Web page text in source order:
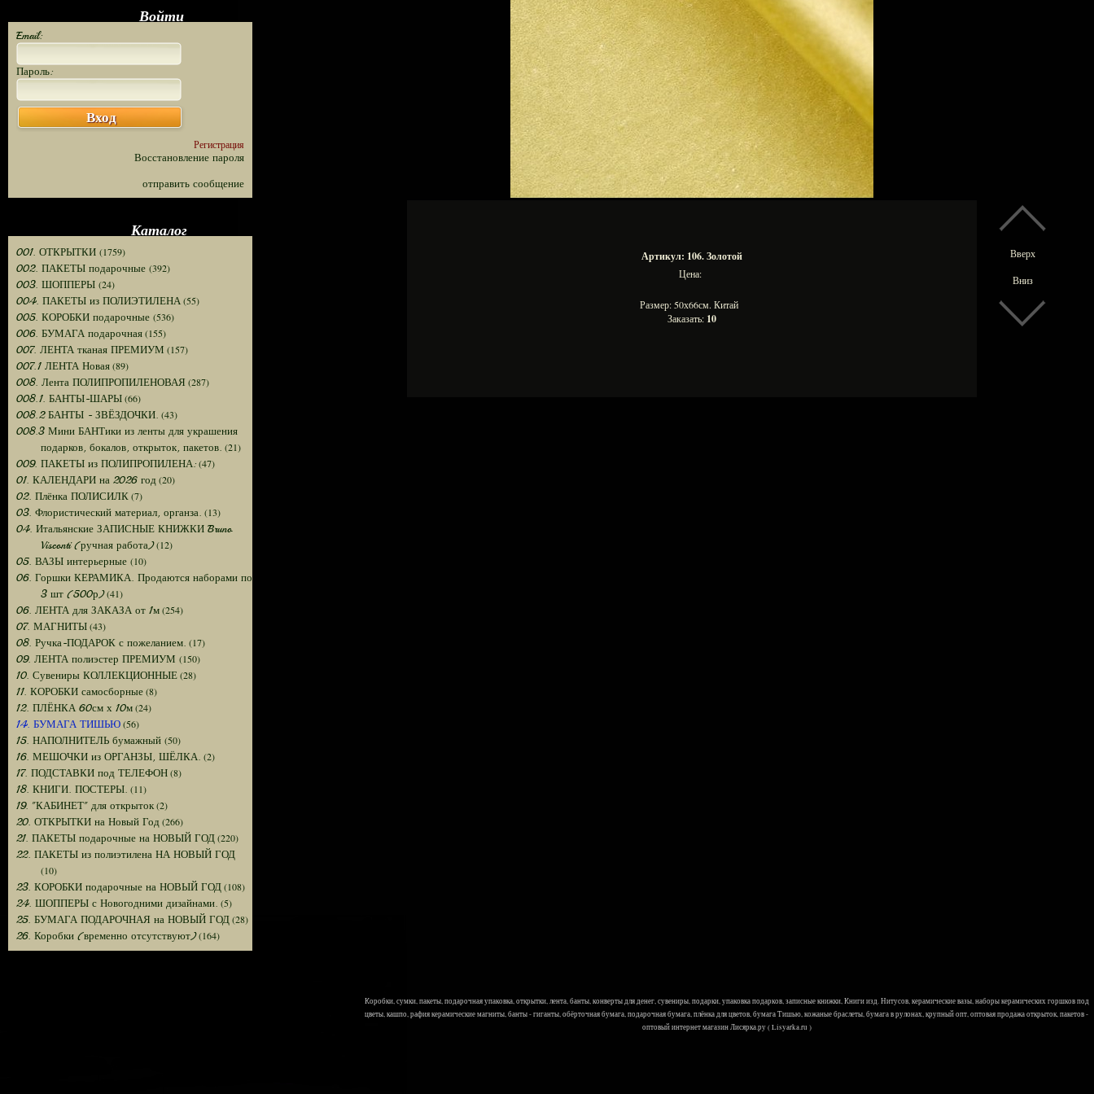
Вверх
Вниз
Войти
Email:
Пароль:
Вход
Регистрация
Восстановление пароля
отправить сообщение
Каталог
001. ОТКРЫТКИ (1759)
002. ПАКЕТЫ подарочные (392)
003. ШОППЕРЫ (24)
004. ПАКЕТЫ из ПОЛИЭТИЛЕНА(55)
005. КОРОБКИ подарочные (536)
006. БУМАГА подарочная(155)
007. ЛЕНТА тканая ПРЕМИУМ (157)
007.1 ЛЕНТА Новая(89)
008. Лента ПОЛИПРОПИЛЕНОВАЯ (287)
008.1. БАНТЫ-ШАРЫ(66)
008.2 БАНТЫ - ЗВЁЗДОЧКИ. (43)
008.3 Мини БАНТики из ленты для украшения
подарков, бокалов, открыток, пакетов. (21)
009. ПАКЕТЫ из ПОЛИПРОПИЛЕНА:(47)
01. КАЛЕНДАРИ на 2026 год (20)
02. Плёнка ПОЛИСИЛК(7)
03. Флористический материал, органза. (13)
04. Итальянские ЗАПИСНЫЕ КНИЖКИ Bruno
Visconti (ручная работа)(12)
05. ВАЗЫ интерьерные (10)
06. Горшки КЕРАМИКА. Продаются наборами по
3 шт (500р)(41)
06. ЛЕНТА для ЗАКАЗА от 1м(254)
07. МАГНИТЫ(43)
08. Ручка-ПОДАРОК с пожеланием. (17)
09. ЛЕНТА полиэстер ПРЕМИУМ (150)
10. Сувениры КОЛЛЕКЦИОННЫЕ(28)
11. КОРОБКИ самосборные(8)
12. ПЛЁНКА 60см х 10м(24)
14. БУМАГА ТИШЬЮ(56)
15. НАПОЛНИТЕЛЬ бумажный (50)
16. МЕШОЧКИ из ОРГАНЗЫ, ШЁЛКА. (2)
17. ПОДСТАВКИ под ТЕЛЕФОН(8)
18. КНИГИ. ПОСТЕРЫ. (11)
19. "КАБИНЕТ" для открыток(2)
20. ОТКРЫТКИ на Новый Год (266)
21. ПАКЕТЫ подарочные на НОВЫЙ ГОД(220)
22. ПАКЕТЫ из полиэтилена НА НОВЫЙ ГОД
(10)
23. КОРОБКИ подарочные на НОВЫЙ ГОД(108)
24. ШОППЕРЫ с Новогодними дизайнами. (5)
25. БУМАГА ПОДАРОЧНАЯ на НОВЫЙ ГОД(28)
26. Коробки (временно отсутствуют)(164)
Артикул: 106. Золотой
Цена:
Размер: 50х66см. Китай
Заказать: 10
Коробки, сумки, пакеты, подарочная упаковка, открытки, лента, банты, конверты для денег, сувениры, подарки, упаковка подарков, записные книжки, Книги изд. Нитусов, керамические вазы, наборы керамических горшков под
цветы, кашпо, рафия керамические магниты, банты - гиганты, обёрточная бумага, подарочная бумага, плёнка для цветов, бумага Тишью, кожаные браслеты, бумага в рулонах, крупный опт, оптовая продажа открыток, пакетов -
оптовый интернет магазин Лисярка.ру ( Lisyarka.ru )